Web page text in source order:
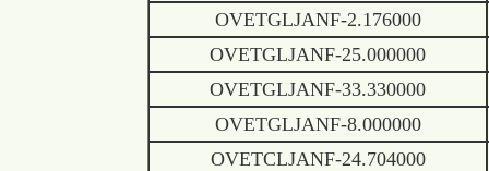
OVETGLJANF-2.176000
OVETGLJANF-25.000000
OVETGLJANF-33.330000
OVETGLJANF-8.000000
OVETCLJANF-24.704000